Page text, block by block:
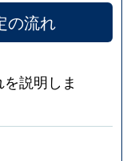
の流れ
説明しま